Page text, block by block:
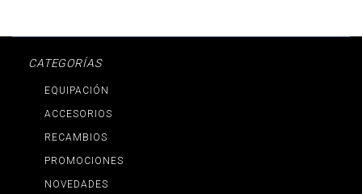
CATEGORÍAS
EQUIPACIÓN
ACCESORIOS
RECAMBIOS
PROMOCIONES
NOVEDADES